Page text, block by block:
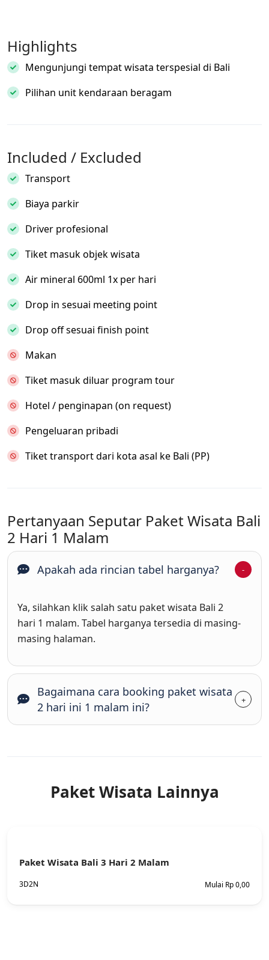
Highlights
Mengunjungi tempat wisata terspesial di Bali
Pilihan unit kendaraan beragam
Included / Excluded
Transport
Biaya parkir
Driver profesional
Tiket masuk objek wisata
Air mineral 600ml 1x per hari
Drop in sesuai meeting point
Drop off sesuai finish point
Makan
Tiket masuk diluar program tour
Hotel / penginapan (on request)
Pengeluaran pribadi
Tiket transport dari kota asal ke Bali (PP)
Pertanyaan Seputar Paket Wisata Bali
2 Hari 1 Malam
Apakah ada rincian tabel harganya?
Ya, silahkan klik salah satu paket wisata Bali 2
hari 1 malam. Tabel harganya tersedia di masing-
masing halaman.
Bagaimana cara booking paket wisata
2 hari ini 1 malam ini?
Paket Wisata Lainnya
Paket Wisata Bali 3 Hari 2 Malam
3D2N Mulai Rp 0,00